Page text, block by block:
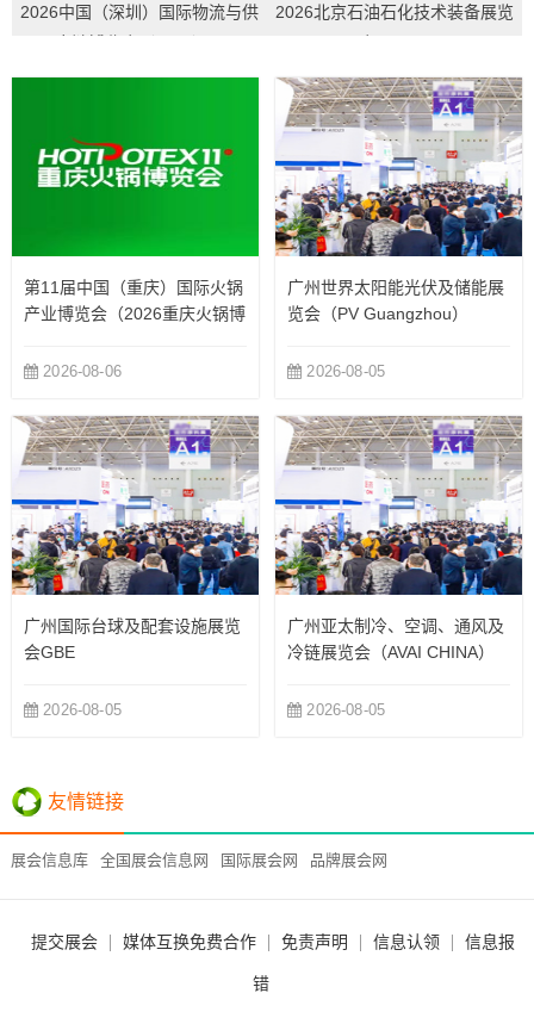
2026中国（深圳）国际物流与供
2026北京石油石化技术装备展览
第11届中国（重庆）国际火锅
产业博览会（2026重庆火锅博
2026-08-06
广州世界太阳能光伏及储能展
览会（PV Guangzhou）
2026-08-05
广州国际台球及配套设施展览
会GBE
2026-08-05
广州亚太制冷、空调、通风及
冷链展览会（AVAI CHINA）
2026-08-05
友情链接
展会信息库 全国展会信息网 国际展会网 品牌展会网
提交展会 媒体互换免费合作 免责声明 信息认领 信息报
错